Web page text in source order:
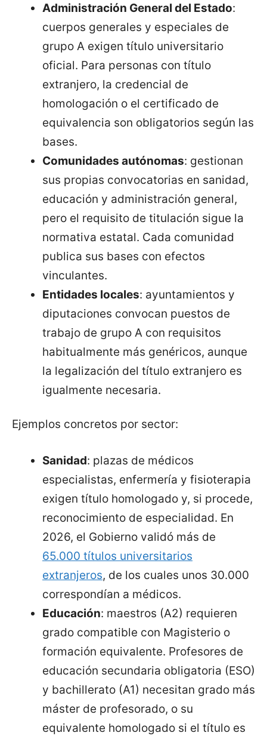
Administración General del Estado:
cuerpos generales y especiales de
grupo A exigen título universitario
oficial. Para personas con título
extranjero, la credencial de
homologación o el certificado de
equivalencia son obligatorios según las
bases.
Comunidades autónomas: gestionan
sus propias convocatorias en sanidad,
educación y administración general,
pero el requisito de titulación sigue la
normativa estatal. Cada comunidad
publica sus bases con efectos
vinculantes.
Entidades locales: ayuntamientos y
diputaciones convocan puestos de
trabajo de grupo A con requisitos
habitualmente más genéricos, aunque
la legalización del título extranjero es
igualmente necesaria.
Ejemplos concretos por sector:
Sanidad: plazas de médicos
especialistas, enfermería y fisioterapia
exigen título homologado y, si procede,
reconocimiento de especialidad. En
2026, el Gobierno validó más de
65.000 títulos universitarios
extranjeros, de los cuales unos 30.000
correspondían a médicos.
Educación: maestros (A2) requieren
grado compatible con Magisterio o
formación equivalente. Profesores de
educación secundaria obligatoria (ESO)
y bachillerato (A1) necesitan grado más
máster de profesorado, o su
equivalente homologado si el título es